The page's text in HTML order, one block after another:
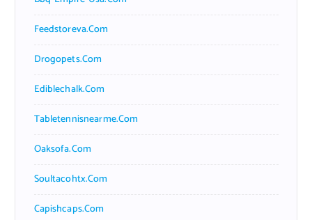
Feedstoreva.com
Drogopets.com
Ediblechalk.com
Tabletennisnearme.com
Oaksofa.com
Soultacohtx.com
Capishcaps.com